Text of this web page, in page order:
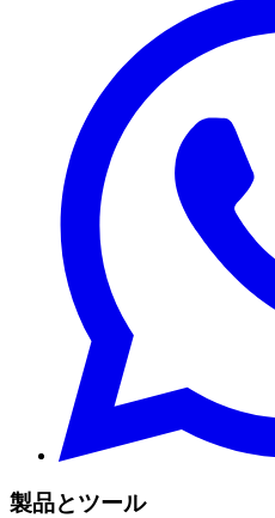
製品とツール